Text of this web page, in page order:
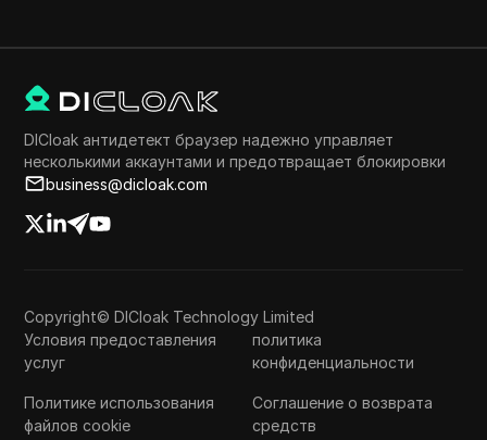
DICloak антидетект браузер надежно управляет
несколькими аккаунтами и предотвращает блокировки
business@dicloak.com
Copyright© DICloak Technology Limited
Условия предоставления
услуг
политика
конфиденциальности
Политике использования
файлов cookie
Соглашение о возврата
средств